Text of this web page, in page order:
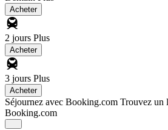
Acheter
2 jours Plus
Acheter
3 jours Plus
Acheter
Séjournez avec Booking.com Trouvez un
Booking.com